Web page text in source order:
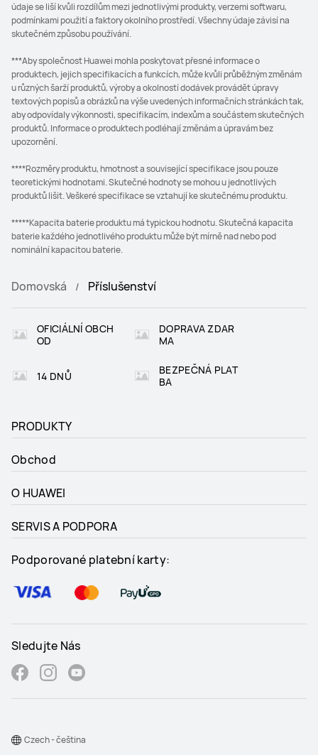
údaje se liší kvůli rozdílům mezi jednotlivými produkty, verzemi softwaru,
podmínkami použití a faktory okolního prostředí. Všechny údaje závisí na
skutečném způsobu používání.
***Aby společnost Huawei mohla poskytovat přesné informace o
produktech, jejich specifikacích a funkcích, může kvůli průběžným změnám
u různých šarží produktů, výroby a okolností dodávek provádět úpravy
textových popisů a obrázků na výše uvedených informačních stránkách tak,
aby odpovídaly výkonnosti, specifikacím, indexům a součástem skutečných
produktů. Informace o produktech podléhají změnám a úpravám bez
upozornění.
****Rozměry produktu, hmotnost a související specifikace jsou pouze
teoretickými hodnotami. Skutečné hodnoty se mohou u jednotlivých
produktů lišit. Veškeré specifikace se vztahují ke skutečnému produktu.
*****Kapacita baterie produktu má typickou hodnotu. Skutečná kapacita
baterie každého jednotlivého produktu může být mírně nad nebo pod
nominální kapacitou baterie.
Domovská Příslušenství
OFICIÁLNÍ OBCH
OD
DOPRAVA ZDAR
MA
14 DNŮ
BEZPEČNÁ PLAT
BA
PRODUKTY
Obchod
O HUAWEI
SERVIS A PODPORA
Podporované platební karty:
Sledujte Nás
Czech - čeština